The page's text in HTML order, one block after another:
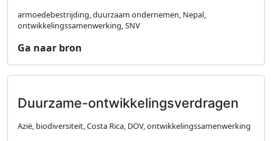
armoedebestrijding, duurzaam ondernemen, Nepal,
ontwikkelingssamenwerking, SNV
Ga naar bron
Duurzame-ontwikkelingsverdragen
Azië, biodiversiteit, Costa Rica, DOV, ontwikkelingssamenwerking